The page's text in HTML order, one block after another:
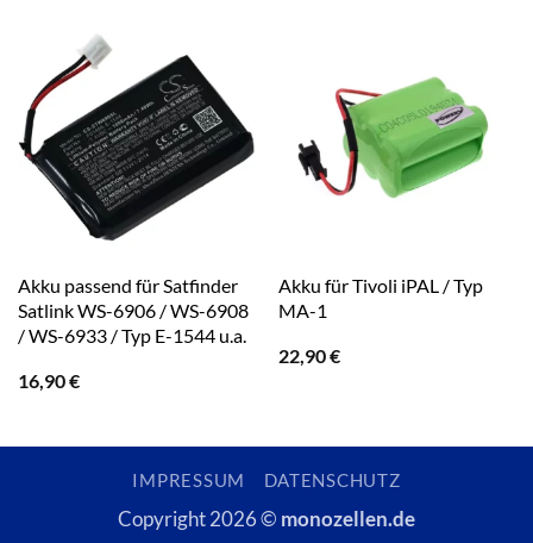
Akku passend für Satfinder
Satlink WS-6906 / WS-6908
/ WS-6933 / Typ E-1544 u.a.
16,90€
Akku für Tivoli iPAL / Typ
MA-1
22,90€
IMPRESSUM DATENSCHUTZ
Copyright 2026 © monozellen.de